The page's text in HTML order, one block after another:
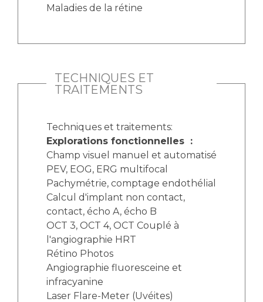
Maladies de la rétine
TECHNIQUES ET
TRAITEMENTS
Techniques et traitements:
Explorations fonctionnelles :
Champ visuel manuel et automatisé
PEV, EOG, ERG multifocal
Pachymétrie, comptage endothélial
Calcul d'implant non contact,
contact, écho A, écho B
OCT 3, OCT 4, OCT Couplé à
l'angiographie HRT
Rétino Photos
Angiographie fluoresceine et
infracyanine
Laser Flare-Meter (Uvéites)